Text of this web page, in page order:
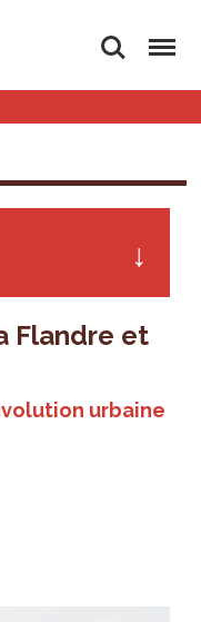
Rechercher
Menu
Flandre et
urbaine